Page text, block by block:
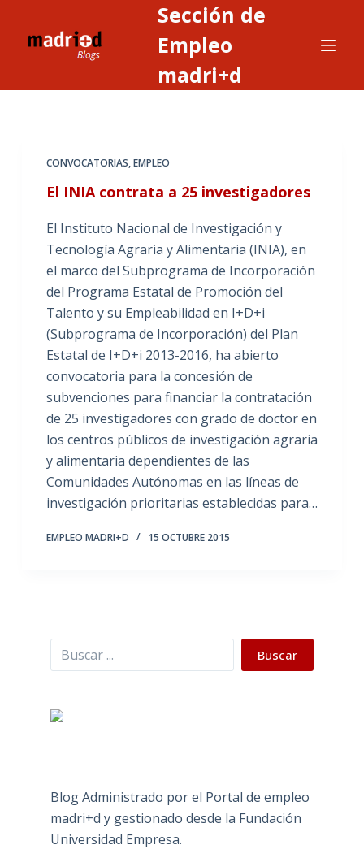
Sección de
Empleo
madri+d
CONVOCATORIAS,EMPLEO
El INIA contrata a 25 investigadores
El Instituto Nacional de Investigación y
Tecnología Agraria y Alimentaria (INIA), en
el marco del Subprograma de Incorporación
del Programa Estatal de Promoción del
Talento y su Empleabilidad en I+D+i
(Subprograma de Incorporación) del Plan
Estatal de I+D+i 2013-2016, ha abierto
convocatoria para la concesión de
subvenciones para financiar la contratación
de 25 investigadores con grado de doctor en
los centros públicos de investigación agraria
y alimentaria dependientes de las
Comunidades Autónomas en las líneas de
investigación prioritarias establecidas para…
EMPLEO MADRI+D 15 OCTUBRE 2015
Buscar Buscar
Blog Administrado por el Portal de empleo
madri+d y gestionado desde la Fundación
Universidad Empresa.